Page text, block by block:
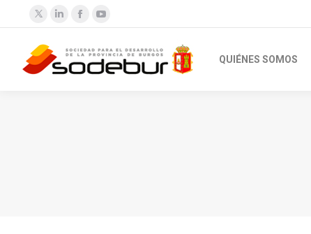
LinkedinFacebook
QUIÉNES SOMOS